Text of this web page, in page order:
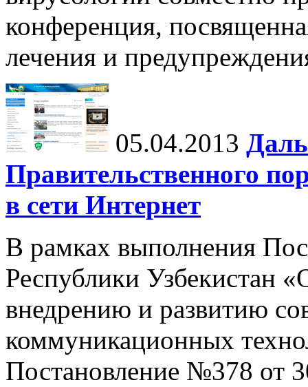
конференция,
лечения и
05.04.2013
Правительственного
в сети Интернет
В рамках выполнения
Республики Узбекистан
внедрению и развитию
коммуникационных
Постановление №378 от